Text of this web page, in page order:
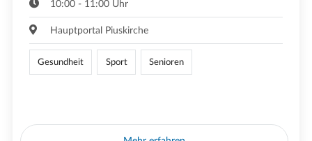
10:00 - 11:00 Uhr
Hauptportal Piuskirche
Gesundheit Sport Senioren